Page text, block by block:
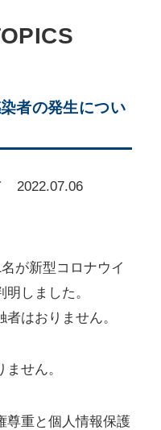
者の発生につい
2022.07.06
が新型コロナウイ
しました。
はおりません。
せん。
重と個人情報保護